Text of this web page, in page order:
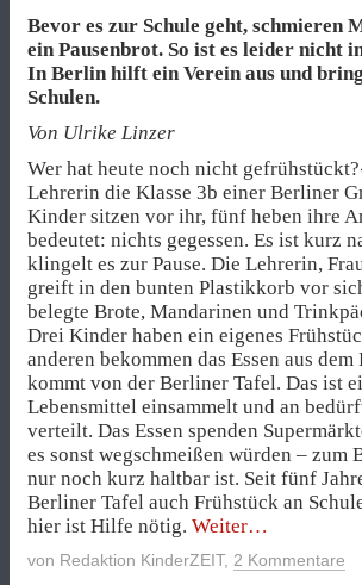
Bevor es zur Schule geht, schmieren
ein Pausenbrot. So ist es leider nicht
In Berlin hilft ein Verein aus und
Schulen.
Von Ulrike Linzer
Wer hat heute noch nicht
Lehrerin die Klasse 3b einer Berliner
Kinder sitzen vor ihr, fünf heben ihre
bedeutet: nichts gegessen. Es ist kurz
klingelt es zur Pause. Die Lehrerin,
greift in den bunten Plastikkorb vor
belegte Brote, Mandarinen und
Drei Kinder haben ein eigenes
anderen bekommen das Essen aus
kommt von der Berliner Tafel. Das ist
Lebensmittel einsammelt und an
verteilt. Das Essen spenden
es sonst wegschmeißen würden – zum
nur noch kurz haltbar ist. Seit fünf
Berliner Tafel auch Frühstück an
hier ist Hilfe nötig. Weiter„Frühstück
für
alle!“
von Redaktion KinderZEIT, 2 Kommentare